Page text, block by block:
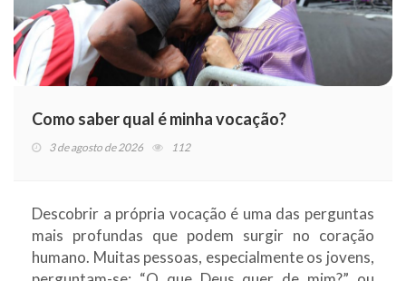
Como saber qual é minha vocação?
3 de agosto de 2026 112
Descobrir a própria vocação é uma das perguntas
mais profundas que podem surgir no coração
humano. Muitas pessoas, especialmente os jovens,